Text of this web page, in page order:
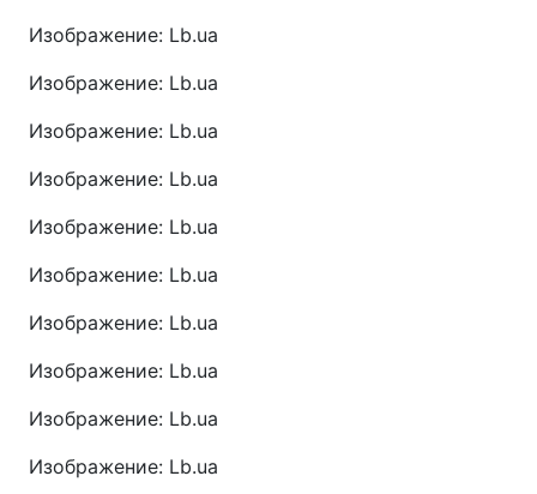
Изображение: Lb.ua
Изображение: Lb.ua
Изображение: Lb.ua
Изображение: Lb.ua
Изображение: Lb.ua
Изображение: Lb.ua
Изображение: Lb.ua
Изображение: Lb.ua
Изображение: Lb.ua
Изображение: Lb.ua